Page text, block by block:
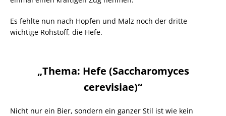
Es fehlte nun nach Hopfen und Malz noch der dritte
wichtige Rohstoff, die Hefe.
„Thema: Hefe (Saccharomyces
cerevisiae)“
Nicht nur ein Bier, sondern ein ganzer Stil ist wie kein